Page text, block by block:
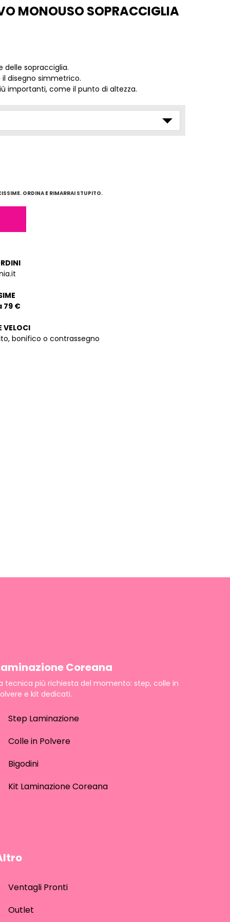
MONOUSO SOPRACCIGLIA
delle sopracciglia.
disegno simmetrico.
importanti, come il punto di altezza.
ORDINA E RIMARRAI STUPITO.
79 €
VELOCI
bonifico o contrassegno
Coreana
tecnica più richiesta del momento: step, colle in
e kit dedicati.
Step Laminazione
Colle in Polvere
Bigodini
Kit Laminazione Coreana
Ventagli Pronti
Outlet